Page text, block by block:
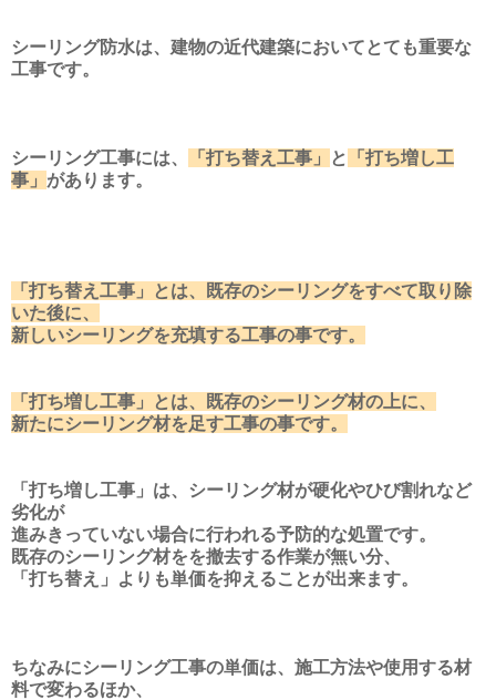
シーリング防水は、建物の近代建築においてとても重要な
工事です。
シーリング工事には、 「打ち替え工事」 と
「打ち増し工
事」 があります。
「打ち替え工事」とは、既存のシーリングをすべて取り除
いた後に、
新しいシーリングを充填する工事の事です。
「打ち増し工事」とは、既存のシーリング材の上に、
新たにシーリング材を足す工事の事です。
「打ち増し工事」は、シーリング材が硬化やひび割れなど
劣化が
進みきっていない場合に行われる予防的な処置です。
既存のシーリング材をを撤去する作業が無い分、
「打ち替え」よりも単価を抑えることが出来ます。
ちなみにシーリング工事の単価は、施工方法や使用する材
料で変わるほか、